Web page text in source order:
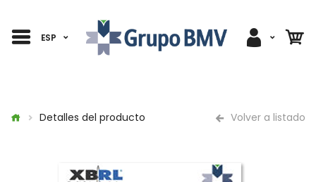
ESP
Detalles del producto Volver a listado